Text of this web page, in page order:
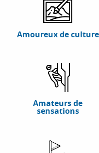
Amoureux de culture
Amateurs de
sensations